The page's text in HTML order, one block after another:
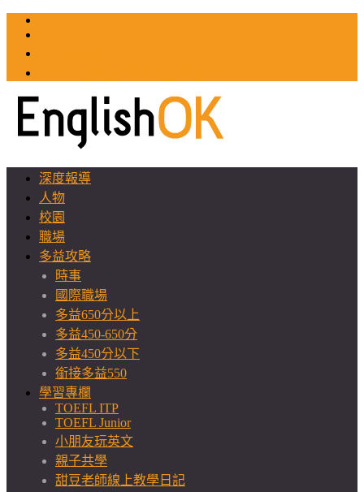
深度報導
人物
校園
職場
多益攻略
時事
國際職場
多益650分以上
多益450-650分
多益450分以下
銜接多益550
學習專欄
TOEFL ITP
TOEFL Junior
小朋友玩英文
親子共學
甜豆老師線上教學日記